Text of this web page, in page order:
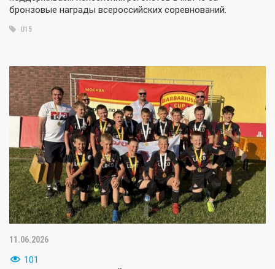
бронзовые награды всероссийских соревнований.
U15
11.06.2026
101